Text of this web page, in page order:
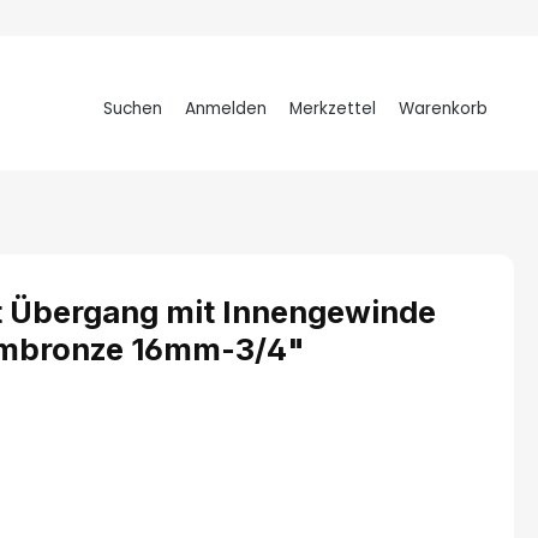
Suchen Anmelden Merkzettel Warenkorb
mit Innengewinde
16mm-3/4"